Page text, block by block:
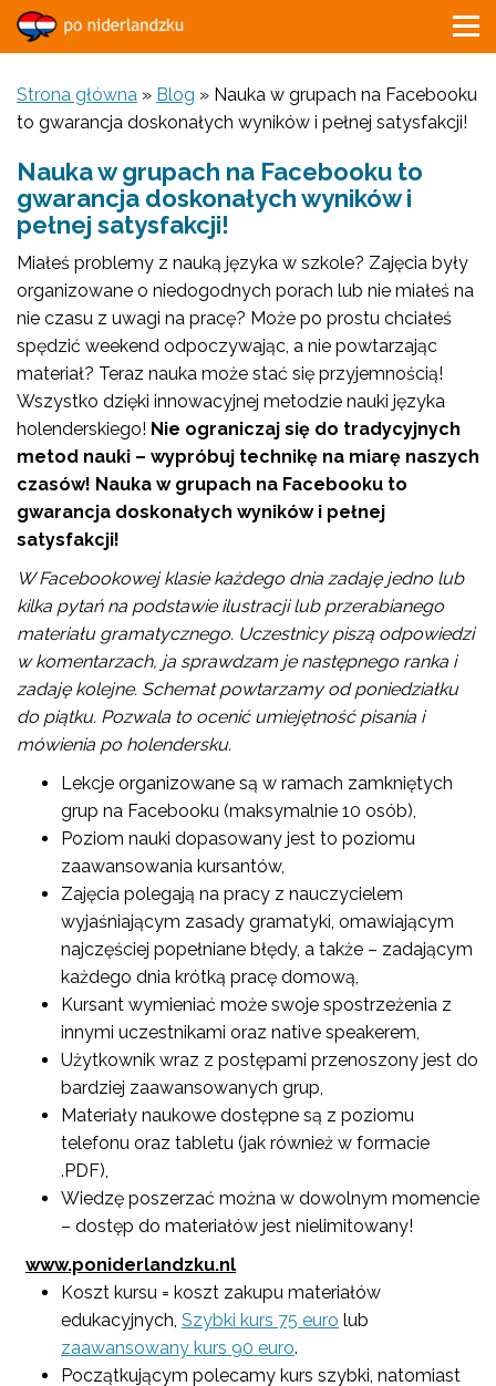
Strona główna » Blog » Nauka w grupach na Facebooku
to gwarancja doskonałych wyników i pełnej satysfakcji!
Nauka w grupach na Facebooku to
gwarancja doskonałych wyników i
pełnej satysfakcji!
Miałeś problemy z nauką języka w szkole? Zajęcia były
organizowane o niedogodnych porach lub nie miałeś na
nie czasu z uwagi na pracę? Może po prostu chciałeś
spędzić weekend odpoczywając, a nie powtarzając
materiał? Teraz nauka może stać się przyjemnością!
Wszystko dzięki innowacyjnej metodzie nauki języka
holenderskiego! Nie ograniczaj się do tradycyjnych
metod nauki – wypróbuj technikę na miarę naszych
czasów! Nauka w grupach na Facebooku to
gwarancja doskonałych wyników i pełnej
satysfakcji!
W Facebookowej klasie każdego dnia zadaję jedno lub
kilka pytań na podstawie ilustracji lub przerabianego
materiału gramatycznego. Uczestnicy piszą odpowiedzi
w komentarzach, ja sprawdzam je następnego ranka i
zadaję kolejne. Schemat powtarzamy od poniedziałku
do piątku. Pozwala to ocenić umiejętność pisania i
mówienia po holendersku.
Lekcje organizowane są w ramach zamkniętych
grup na Facebooku (maksymalnie 10 osób),
Poziom nauki dopasowany jest to poziomu
zaawansowania kursantów,
Zajęcia polegają na pracy z nauczycielem
wyjaśniającym zasady gramatyki, omawiającym
najczęściej popełniane błędy, a także – zadającym
każdego dnia krótką pracę domową,
Kursant wymieniać może swoje spostrzeżenia z
innymi uczestnikami oraz native speakerem,
Użytkownik wraz z postępami przenoszony jest do
bardziej zaawansowanych grup,
Materiały naukowe dostępne są z poziomu
telefonu oraz tabletu (jak również w formacie
.PDF),
Wiedzę poszerzać można w dowolnym momencie
– dostęp do materiałów jest nielimitowany!
www.poniderlandzku.nl
Koszt kursu = koszt zakupu materiałów
edukacyjnych, Szybki kurs 75 euro lub
zaawansowany kurs 90 euro.
Początkującym polecamy kurs szybki, natomiast